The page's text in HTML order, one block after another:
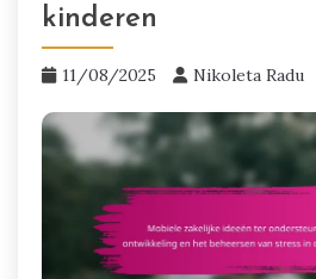
kinderen
11/08/2025 Nikoleta Radu